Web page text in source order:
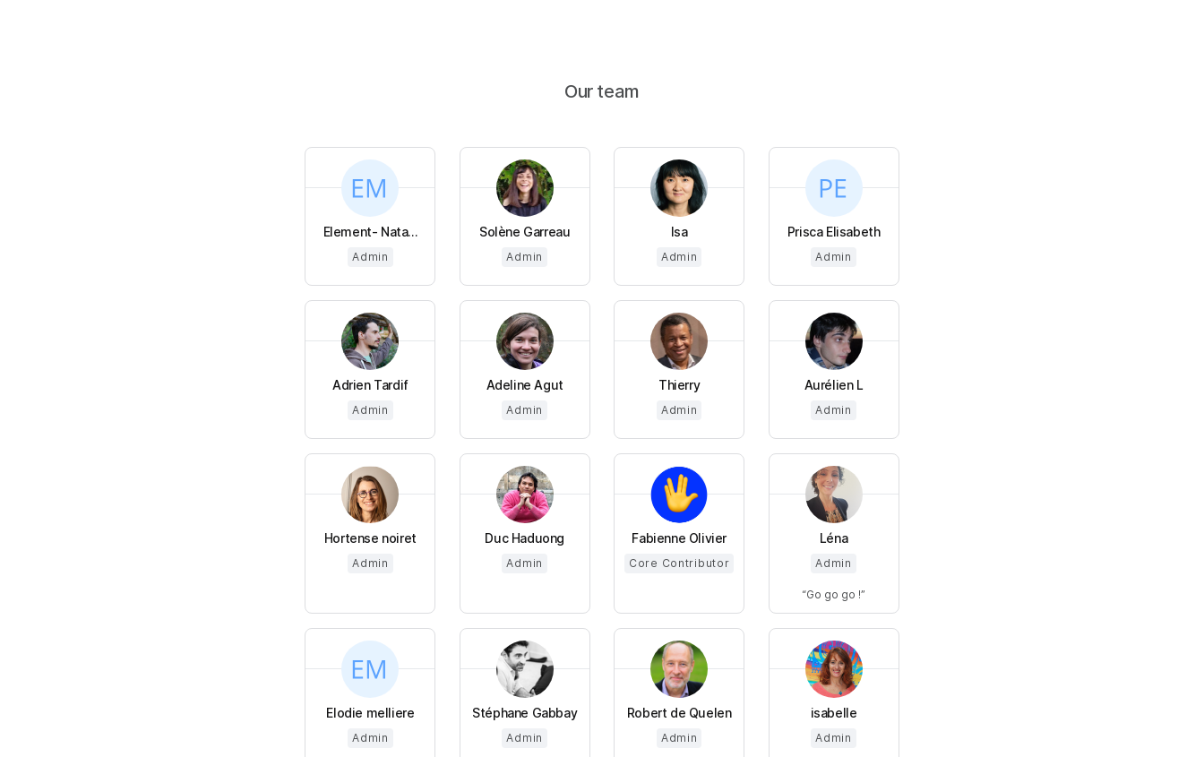
Our team
Element- Nata...
Admin
Solène Garreau
Admin
Isa
Admin
Prisca Elisabeth
Admin
Adrien Tardif
Admin
Adeline Agut
Admin
Thierry
Admin
Aurélien L
Admin
Hortense noiret
Admin
Duc Haduong
Admin
Fabienne Olivier
Core Contributor
Léna
Admin
Go go go !
Elodie melliere
Admin
Stéphane Gabbay
Admin
Robert de Quelen
Admin
isabelle
Admin